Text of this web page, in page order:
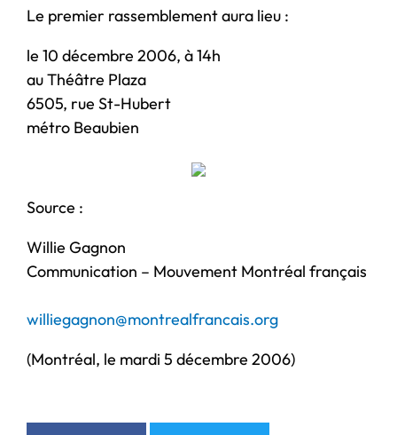
Le premier rassemblement aura lieu :
le 10 décembre 2006, à 14h
au Théâtre Plaza
6505, rue St-Hubert
métro Beaubien
Source :
Willie Gagnon
Communication – Mouvement Montréal français
williegagnon@montrealfrancais.org
(Montréal, le mardi 5 décembre 2006)